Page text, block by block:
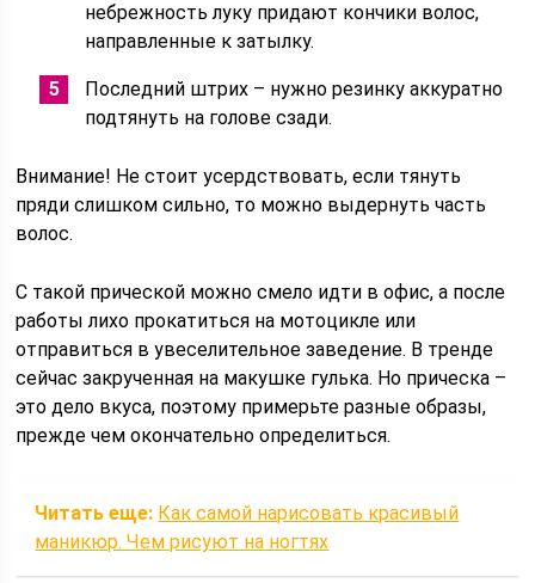
небрежность луку придают кончики волос,
направленные к затылку.
Последний штрих – нужно резинку аккуратно
подтянуть на голове сзади.
Внимание! Не стоит усердствовать, если тянуть
пряди слишком сильно, то можно выдернуть часть
волос.
С такой прической можно смело идти в офис, а после
работы лихо прокатиться на мотоцикле или
отправиться в увеселительное заведение. В тренде
сейчас закрученная на макушке гулька. Но прическа –
это дело вкуса, поэтому примерьте разные образы,
прежде чем окончательно определиться.
Читать еще: Как самой нарисовать красивый
маникюр. Чем рисуют на ногтях